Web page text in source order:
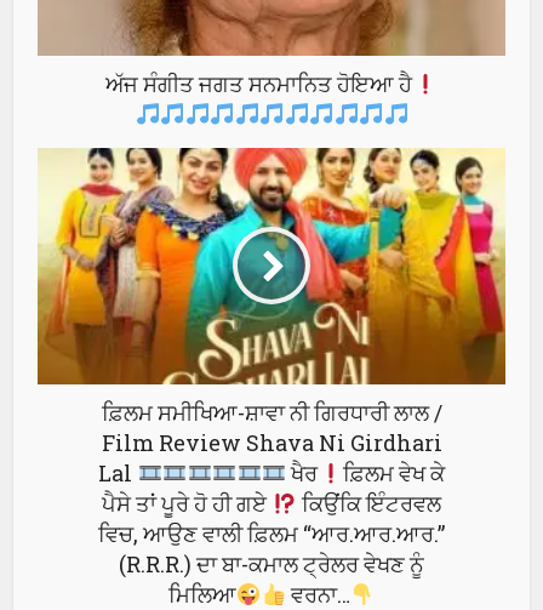
ਅੱਜ ਸੰਗੀਤ ਜਗਤ ਸਨਮਾਨਿਤ ਹੋਇਆ ਹੈ
ਫ਼ਿਲਮ ਸਮੀਖਿਆ-ਸ਼ਾਵਾ ਨੀ ਗਿਰਧਾਰੀ ਲਾਲ /
Film Review Shava Ni Girdhari
Lal
ਖੈਰ
ਫ਼ਿਲਮ ਵੇਖ ਕੇ
ਪੈਸੇ ਤਾਂ ਪੂਰੇ ਹੋ ਹੀ ਗਏ
ਕਿਉਂਕਿ ਇੰਟਰਵਲ
ਵਿਚ, ਆਉਣ ਵਾਲੀ ਫ਼ਿਲਮ “ਆਰ.ਆਰ.ਆਰ.”
(R.R.R.) ਦਾ ਬਾ-ਕਮਾਲ ਟ੍ਰੇਲਰ ਵੇਖਣ ਨੂੰ
ਮਿਲਿਆ
ਵਰਨਾ…